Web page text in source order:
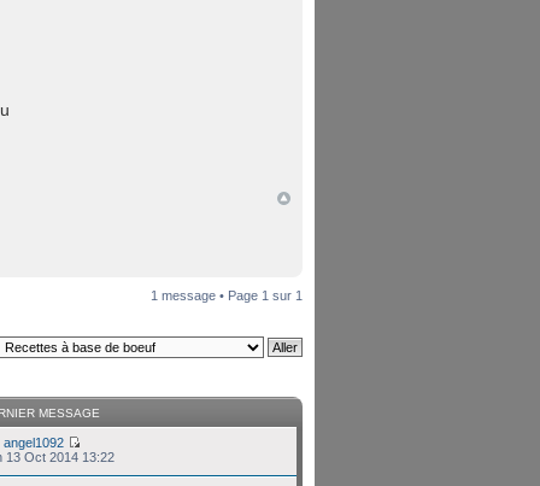
1 message • Page 1 sur 1
MESSAGE
angel1092
13 Oct 2014 13:22